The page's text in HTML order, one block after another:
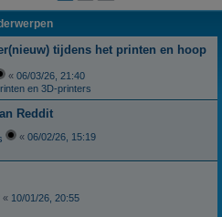
tijdens het printen en hoop
« 06/03/26, 21:40
en 3D-printers
Reddit
« 06/02/26, 15:19
« 10/01/26, 20:55